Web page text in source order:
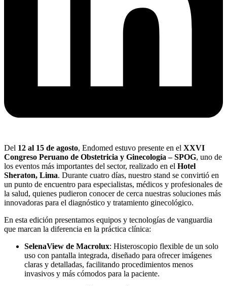
Del 12 al 15 de agosto, Endomed estuvo presente en el XXVI
Congreso Peruano de Obstetricia y Ginecología – SPOG, uno de
los eventos más importantes del sector, realizado en el Hotel
Sheraton, Lima. Durante cuatro días, nuestro stand se convirtió en
un punto de encuentro para especialistas, médicos y profesionales de
la salud, quienes pudieron conocer de cerca nuestras soluciones más
innovadoras para el diagnóstico y tratamiento ginecológico.
En esta edición presentamos equipos y tecnologías de vanguardia
que marcan la diferencia en la práctica clínica:
SelenaView de Macrolux: Histeroscopio flexible de un solo
uso con pantalla integrada, diseñado para ofrecer imágenes
claras y detalladas, facilitando procedimientos menos
invasivos y más cómodos para la paciente.